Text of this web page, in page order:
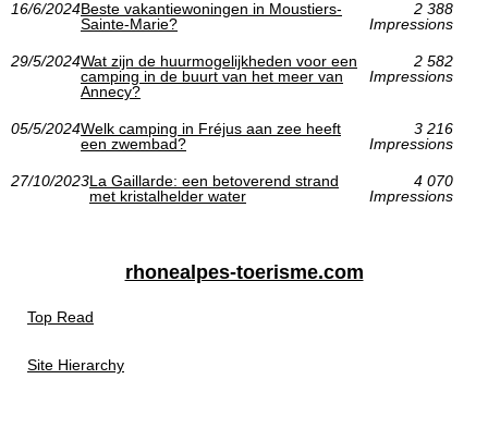
16/6/2024Beste vakantiewoningen in Moustiers-
Sainte-Marie?
2 388
Impressions
29/5/2024Wat zijn de huurmogelijkheden voor een
camping in de buurt van het meer van
Annecy?
2 582
Impressions
05/5/2024Welk camping in Fréjus aan zee heeft
een zwembad?
3 216
Impressions
27/10/2023La Gaillarde: een betoverend strand
met kristalhelder water
4 070
Impressions
rhonealpes-toerisme.com
Top Read
Site Hierarchy